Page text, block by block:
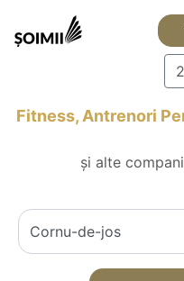
Fitness, Antrenori
și alte